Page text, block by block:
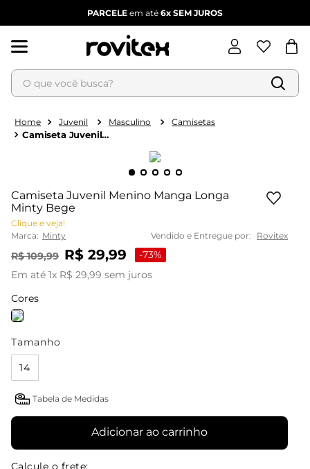
PARCELE em até 6x SEM JUROS
O que você busca?
Juvenil Masculino Camisetas
Camiseta Juvenil
Camiseta Juvenil Menino Manga Longa
Minty Bege
Clique e veja!
Marca: Minty Vendido e Entregue por: Rovitex
R$ 109,99 R$ 29,99 -73%
Em até 1x R$ 29,99 sem juros
Cores
Tamanho
14
Tabela de Medidas
Adicionar ao carrinho
Termos mais buscados
º
blusa feminina
5º
calça feminina
6º conjunto feminino